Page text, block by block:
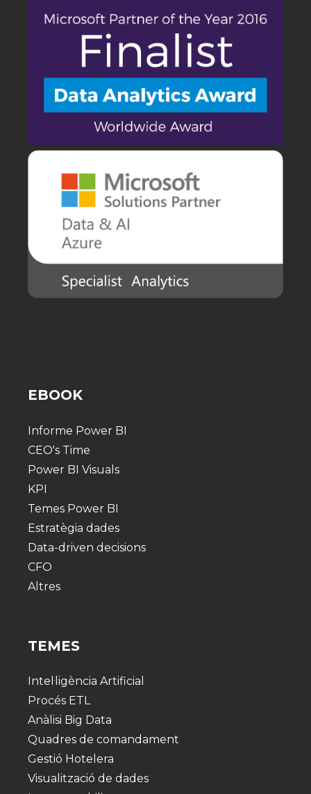
EBOOK
Informe Power BI
CEO's Time
Power BI Visuals
KPI
Temes Power BI
Estratègia dades
Data-driven decisions
CFO
Altres
TEMES
Intel·ligència Artificial
Procés ETL
Anàlisi Big Data
Quadres de comandament
Gestió Hotelera
Visualització de dades